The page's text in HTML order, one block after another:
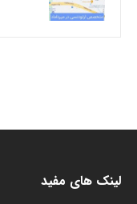
لینک های مفید